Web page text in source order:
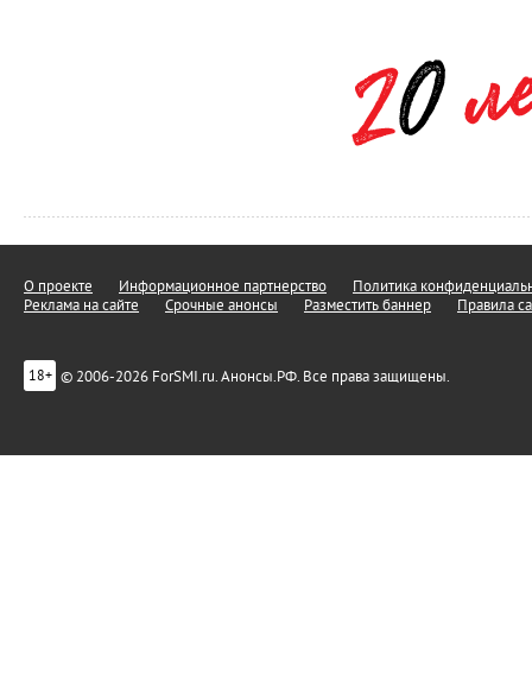
О проекте Информационное партнерство
Политика
Реклама на сайте
Срочные анонсы Разместить баннер Правила
18+ © 2006-2026 ForSMI.ru. Анонсы.РФ. Все права защищены.